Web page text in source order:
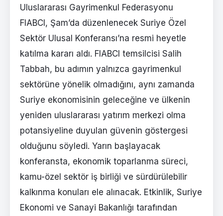
Uluslararası Gayrimenkul Federasyonu
FIABCI, Şam’da düzenlenecek Suriye Özel
Sektör Ulusal Konferansı’na resmi heyetle
katılma kararı aldı. FIABCI temsilcisi Salih
Tabbah, bu adımın yalnızca gayrimenkul
sektörüne yönelik olmadığını, aynı zamanda
Suriye ekonomisinin geleceğine ve ülkenin
yeniden uluslararası yatırım merkezi olma
potansiyeline duyulan güvenin göstergesi
olduğunu söyledi. Yarın başlayacak
konferansta, ekonomik toparlanma süreci,
kamu-özel sektör iş birliği ve sürdürülebilir
kalkınma konuları ele alınacak. Etkinlik, Suriye
Ekonomi ve Sanayi Bakanlığı tarafından